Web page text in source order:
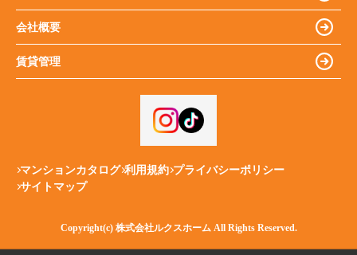
会社概要
賃貸管理
マンションカタログ 利用規約 プライバシーポリシー
サイトマップ
Copyright(c) 株式会社ルクスホーム All Rights Reserved.